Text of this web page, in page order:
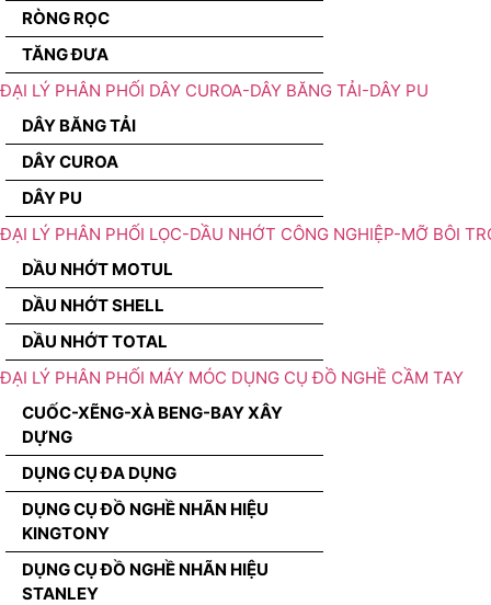
RÒNG RỌC
TĂNG ĐƯA
ĐẠI LÝ PHÂN PHỐI DÂY CUROA-DÂY BĂNG TẢI-DÂY PU
DÂY BĂNG TẢI
DÂY CUROA
DÂY PU
ĐẠI LÝ PHÂN PHỐI LỌC-DẦU NHỚT CÔNG NGHIỆP-MỠ BÔI
DẦU NHỚT MOTUL
DẦU NHỚT SHELL
DẦU NHỚT TOTAL
ĐẠI LÝ PHÂN PHỐI MÁY MÓC DỤNG CỤ ĐỒ NGHỀ CẦM TAY
CUỐC-XẼNG-XÀ BENG-BAY XÂY
DỰNG
DỤNG CỤ ĐA DỤNG
DỤNG CỤ ĐỒ NGHỀ NHÃN HIỆU
KINGTONY
DỤNG CỤ ĐỒ NGHỀ NHÃN HIỆU
STANLEY